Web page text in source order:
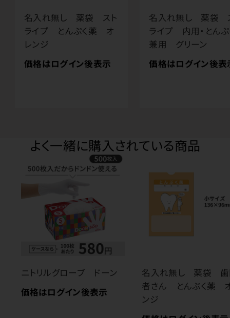
名入れ無し 薬袋 スト
ライプ とんぷく薬 オ
レンジ
価格はログイン後表示
名入れ無し 薬袋
ライプ 内用・とんぷ
兼用 グリーン
価格はログイン後表
よく一緒に購入されている商品
ニトリルグローブ ドーン
価格はログイン後表示
名入れ無し 薬袋
者さん とんぷく薬
ンジ